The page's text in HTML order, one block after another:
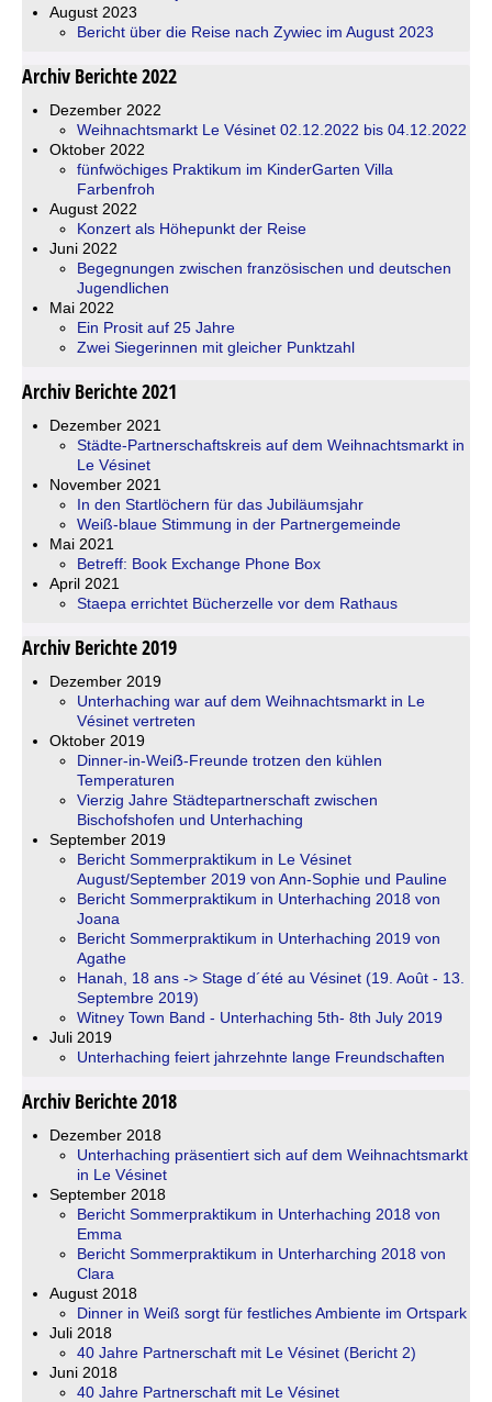
August 2023
Bericht über die Reise nach Zywiec im August 2023
Archiv Berichte 2022
Dezember 2022
Weihnachtsmarkt Le Vésinet 02.12.2022 bis 04.12.2022
Oktober 2022
fünfwöchiges Praktikum im KinderGarten Villa
Farbenfroh
August 2022
Konzert als Höhepunkt der Reise
Juni 2022
Begegnungen zwischen französischen und deutschen
Jugendlichen
Mai 2022
Ein Prosit auf 25 Jahre
Zwei Siegerinnen mit gleicher Punktzahl
Archiv Berichte 2021
Dezember 2021
Städte-Partnerschaftskreis auf dem Weihnachtsmarkt in
Le Vésinet
November 2021
In den Startlöchern für das Jubiläumsjahr
Weiß-blaue Stimmung in der Partnergemeinde
Mai 2021
Betreff: Book Exchange Phone Box
April 2021
Staepa errichtet Bücherzelle vor dem Rathaus
Archiv Berichte 2019
Dezember 2019
Unterhaching war auf dem Weihnachtsmarkt in Le
Vésinet vertreten
Oktober 2019
Dinner-in-Weiẞ-Freunde trotzen den kühlen
Temperaturen
Vierzig Jahre Städtepartnerschaft zwischen
Bischofshofen und Unterhaching
September 2019
Bericht Sommerpraktikum in Le Vésinet
August/September 2019 von Ann-Sophie und Pauline
Bericht Sommerpraktikum in Unterhaching 2018 von
Joana
Bericht Sommerpraktikum in Unterhaching 2019 von
Agathe
Hanah, 18 ans -> Stage d´été au Vésinet (19. Août - 13.
Septembre 2019)
Witney Town Band - Unterhaching 5th- 8th July 2019
Juli 2019
Unterhaching feiert jahrzehnte lange Freundschaften
Archiv Berichte 2018
Dezember 2018
Unterhaching präsentiert sich auf dem Weihnachtsmarkt
in Le Vésinet
September 2018
Bericht Sommerpraktikum in Unterhaching 2018 von
Emma
Bericht Sommerpraktikum in Unterharching 2018 von
Clara
August 2018
Dinner in Weiß sorgt für festliches Ambiente im Ortspark
Juli 2018
40 Jahre Partnerschaft mit Le Vésinet (Bericht 2)
Juni 2018
40 Jahre Partnerschaft mit Le Vésinet